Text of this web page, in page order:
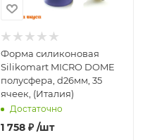
Форма силиконовая
Silikomart MICRO DOME
полусфера, d26мм, 35
ячеек, (Италия)
Достаточно
1 758 ₽ /шт